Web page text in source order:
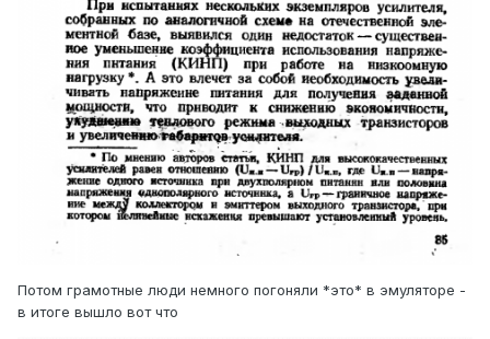
Потом грамотные люди немного погоняли *это* в эмуляторе -
в итоге вышло вот что